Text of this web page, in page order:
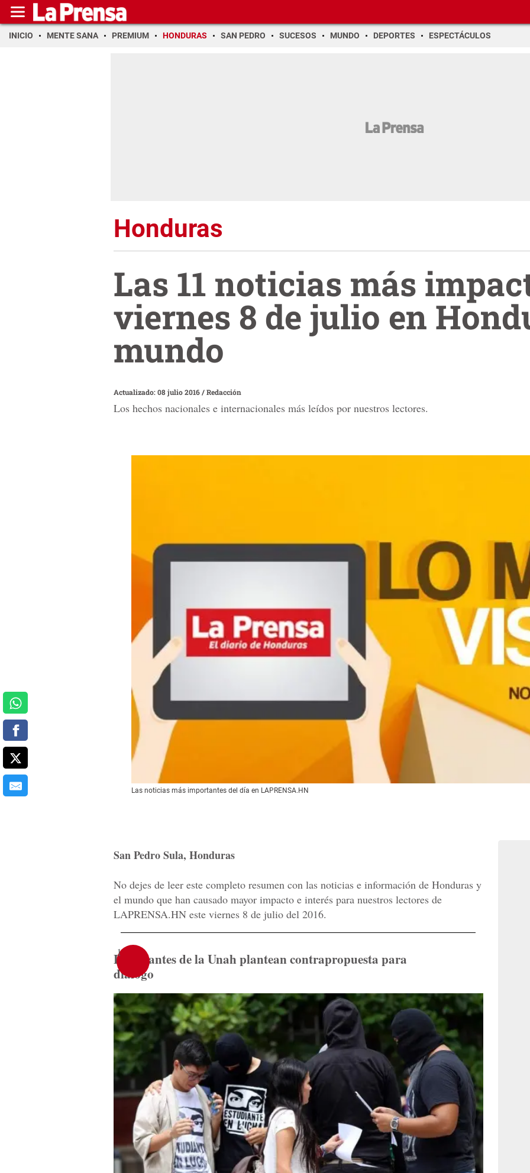
INICIO MENTE SANA PREMIUM HONDURAS SAN PEDRO SUCESOS MUNDO DEPORTES ESPECTÁCULOS
Honduras
Las 11 noticias más
viernes 8 de julio en
mundo
Actualizado: 08 julio 2016/Redacción
Los hechos nacionales e internacionales más leídos por nuestros lectores.
Las noticias más importantes del día en LAPRENSA.HN
San Pedro Sula, Honduras
No dejes de leer este completo resumen con las noticias e información de Honduras y
el mundo que han causado mayor impacto e interés para nuestros lectores de
LAPRENSA.HN este viernes 8 de julio del 2016.
1
Estudiantes de la Unah plantean contrapropuesta para
diálogo